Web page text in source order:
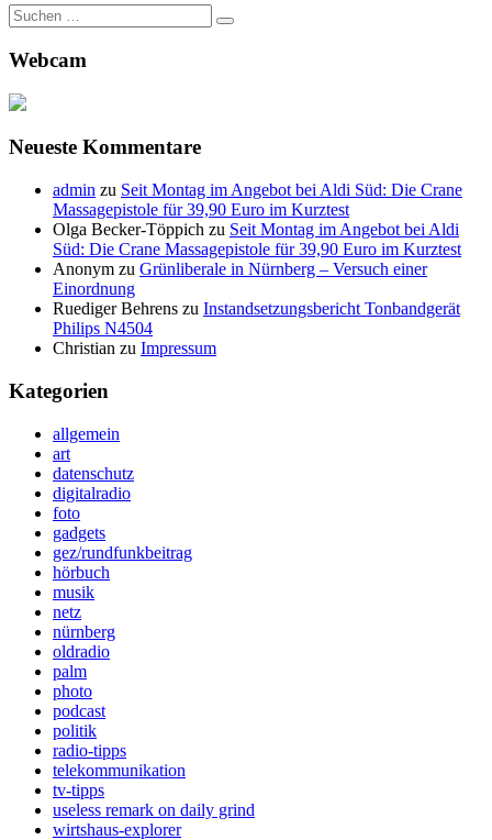
Suche
nach:
Webcam
Neueste Kommentare
admin zu Seit Montag im Angebot bei Aldi Süd: Die Crane
Massagepistole für 39,90 Euro im Kurztest
Olga Becker-Töppich zu Seit Montag im Angebot bei Aldi
Süd: Die Crane Massagepistole für 39,90 Euro im Kurztest
Anonym zu Grünliberale in Nürnberg – Versuch einer
Einordnung
Ruediger Behrens zu Instandsetzungsbericht Tonbandgerät
Philips N4504
Christian zu Impressum
Kategorien
allgemein
art
datenschutz
digitalradio
foto
gadgets
gez/rundfunkbeitrag
hörbuch
musik
netz
nürnberg
oldradio
palm
photo
podcast
politik
radio-tipps
telekommunikation
tv-tipps
useless remark on daily grind
wirtshaus-explorer